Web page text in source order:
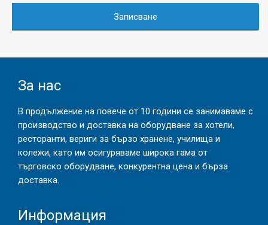
Записване
За нас
В продължение на повече от 10 години се занимаваме с
производство и доставка на оборудване за хотели,
ресторанти, вериги за бързо хранене, училища и
колежи, като им осигуряваме широка гама от
търговско оборудване, конкурентна цена и бърза
доставка.
Информация